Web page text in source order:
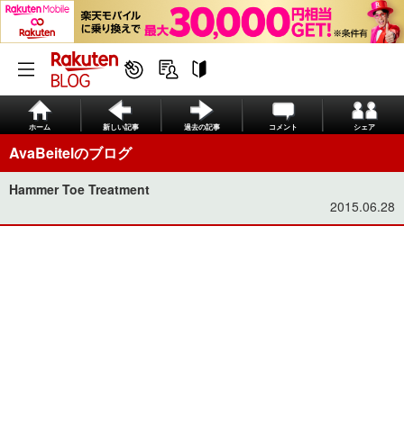
ホーム 新しい記事 過去の記事 コメント シェア
AvaBeitelのブログ
Hammer Toe Treatment
2015.06.28